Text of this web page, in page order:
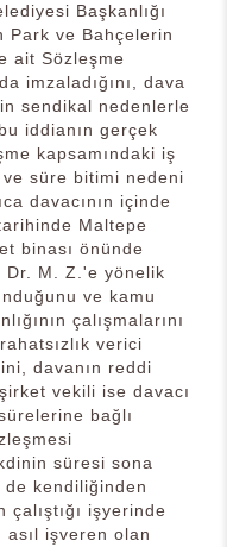
Başkanlığı
Park ve Bahçelerin
ait Sözleşme
imzaladığını, dava
sendikal nedenlerle
iddianın gerçek
kapsamındaki iş
ve süre bitimi nedeni
davacının içinde
Maltepe
binası önünde
Dr. M. Z.'e yönelik
ve kamu
çalışmalarını
verici
davanın reddi
vekili ise davacı
bağlı
süresi sona
de kendiliğinden
işyerinde
asıl işveren olan